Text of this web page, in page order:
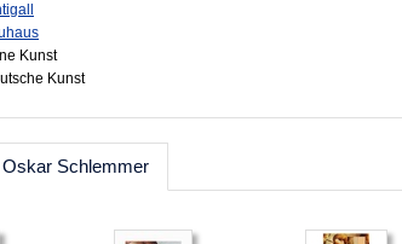
Kunst
Kunst
Schlemmer